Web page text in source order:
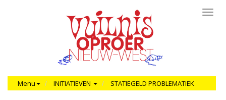
Menu INITIATIEVEN STATIEGELD PROBLEMATIEK